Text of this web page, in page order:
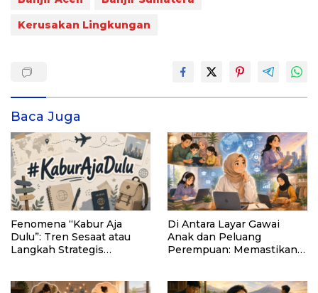
Kerusakan Lingkungan
Baca Juga
Fenomena “Kabur Aja
Dulu”: Tren Sesaat atau
Langkah Strategis
Di Antara Layar Gawai
Anak dan Peluang
Perempuan: Memastikan